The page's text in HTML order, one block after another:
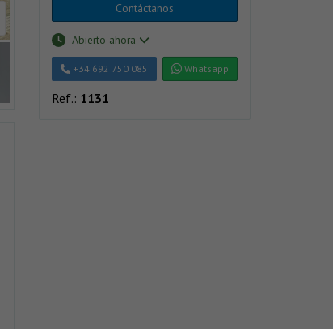
Contáctanos
Abierto ahora
+34 692 750 085 Whatsapp
Ref.: 1131